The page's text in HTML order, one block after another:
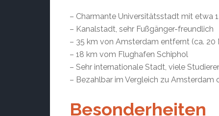
– Charmante Universitätsstadt mit etwa
– Kanalstadt, sehr Fußgänger-freundlich
– 35 km von Amsterdam entfernt (ca.
– 18 km vom Flughafen Schiphol
– Sehr internationale Stadt, viele
– Bezahlbar im Vergleich zu Amsterdam
Besonderheiten